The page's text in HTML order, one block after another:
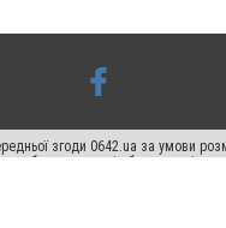
згоди 0642.ua за умови
абзацу в тексті або в якості